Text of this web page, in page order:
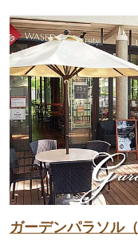
ガーデンパラソル